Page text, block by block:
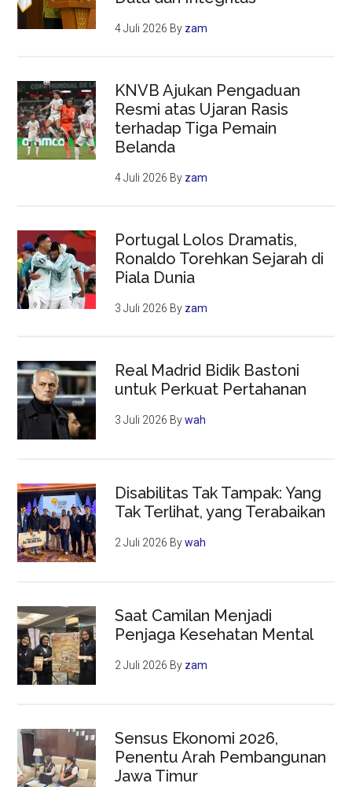
4 Juli 2026 By zam
KNVB Ajukan Pengaduan
Resmi atas Ujaran Rasis
terhadap Tiga Pemain
Belanda
4 Juli 2026 By zam
Portugal Lolos Dramatis,
Ronaldo Torehkan Sejarah di
Piala Dunia
3 Juli 2026 By zam
Real Madrid Bidik Bastoni
untuk Perkuat Pertahanan
3 Juli 2026 Bywah
Disabilitas Tak Tampak: Yang
Tak Terlihat, yang Terabaikan
2 Juli 2026 Bywah
Saat Camilan Menjadi
Penjaga Kesehatan Mental
2 Juli 2026 By zam
Sensus Ekonomi 2026,
Penentu Arah Pembangunan
Jawa Timur